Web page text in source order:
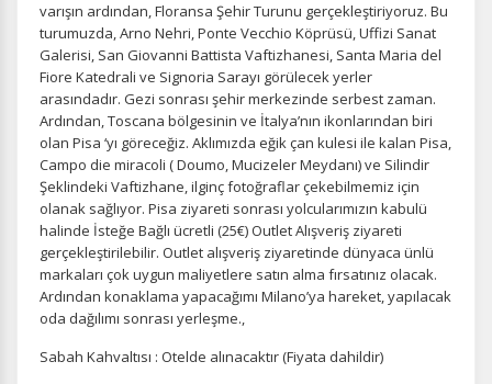
varışın ardından, Floransa Şehir Turunu gerçekleştiriyoruz. Bu
turumuzda, Arno Nehri, Ponte Vecchio Köprüsü, Uffizi Sanat
Galerisi, San Giovanni Battista Vaftizhanesi, Santa Maria del
Fiore Katedrali ve Signoria Sarayı görülecek yerler
arasındadır. Gezi sonrası şehir merkezinde serbest zaman.
Ardından, Toscana bölgesinin ve İtalya’nın ikonlarından biri
olan Pisa ‘yı göreceğiz. Aklımızda eğik çan kulesi ile kalan Pisa,
Campo die miracoli ( Doumo, Mucizeler Meydanı) ve Silindir
Şeklindeki Vaftizhane, ilginç fotoğraflar çekebilmemiz için
olanak sağlıyor. Pisa ziyareti sonrası yolcularımızın kabulü
halinde İsteğe Bağlı ücretli (25€) Outlet Alışveriş ziyareti
gerçekleştirilebilir. Outlet alışveriş ziyaretinde dünyaca ünlü
markaları çok uygun maliyetlere satın alma fırsatınız olacak.
Ardından konaklama yapacağımı Milano’ya hareket, yapılacak
oda dağılımı sonrası yerleşme.,
Sabah Kahvaltısı : Otelde alınacaktır (Fiyata dahildir)